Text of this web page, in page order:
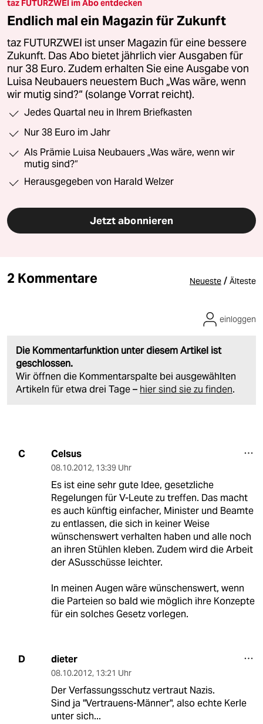
taz FUTURZWEI im Abo entdecken
Endlich mal ein Magazin für Zukunft
taz FUTURZWEI ist unser Magazin für eine bessere
Zukunft. Das Abo bietet jährlich vier Ausgaben für
nur 38 Euro. Zudem erhalten Sie eine Ausgabe von
Luisa Neubauers neuestem Buch „Was wäre, wenn
wir mutig sind?“ (solange Vorrat reicht).
Jedes Quartal neu in Ihrem Briefkasten
Nur 38 Euro im Jahr
Als Prämie Luisa Neubauers „Was wäre, wenn wir
mutig sind?“
Herausgegeben von Harald Welzer
Jetzt abonnieren
2 Kommentare Neueste / Älteste
Die Kommentarfunktion unter diesem Artikel ist
geschlossen.
Wir öffnen die Kommentarspalte bei ausgewählten
Artikeln für etwa drei Tage – hier sind sie zu finden.
einloggen
C Celsus
08.10.2012, 13:39 Uhr
Es ist eine sehr gute Idee, gesetzliche
Regelungen für V-Leute zu treffen. Das macht
es auch künftig einfacher, Minister und Beamte
zu entlassen, die sich in keiner Weise
wünschenswert verhalten haben und alle noch
an ihren Stühlen kleben. Zudem wird die Arbeit
der ASusschüsse leichter.
In meinen Augen wäre wünschenswert, wenn
die Parteien so bald wie möglich ihre Konzepte
für ein solches Gesetz vorlegen.
D dieter
08.10.2012, 13:21 Uhr
Der Verfassungsschutz vertraut Nazis.
Sind ja "Vertrauens-Männer", also echte Kerle
unter sich...